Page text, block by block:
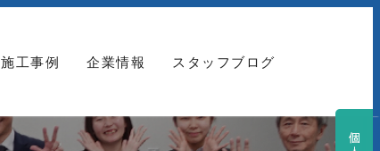
施工事例 企業情報 スタッフブログ